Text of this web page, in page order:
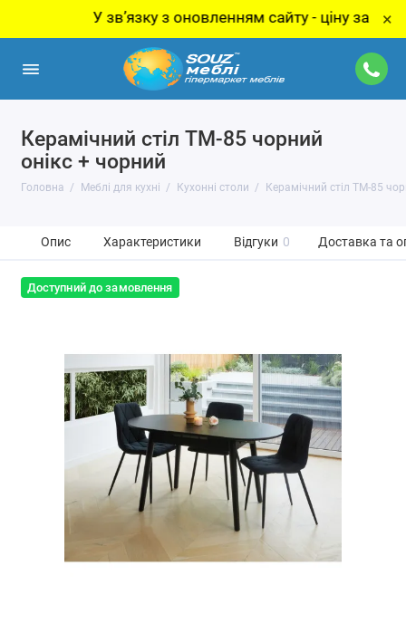
У звʼязку з оновленням сайту - ціну за товар ×
Керамічний стіл TM-85 чорний
онікс + чорний
Головна Меблі для кухні Кухонні столи Керамічний стіл TM-85
Опис Характеристики Відгуки 0 Доставка та
Доступний до замовлення